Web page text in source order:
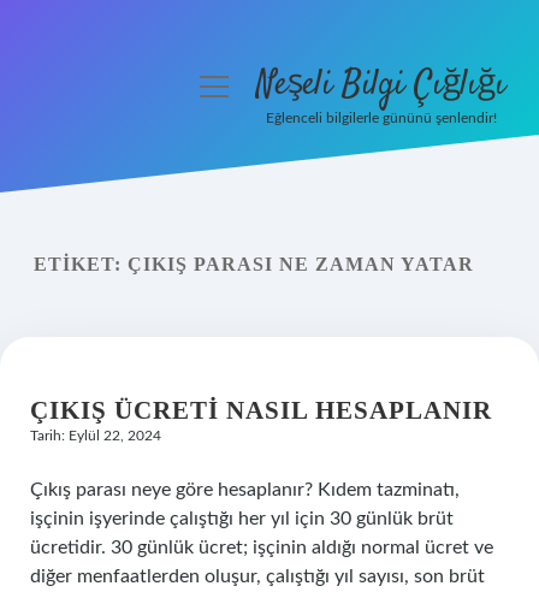
Yasal Uyarı
menüyüNeşeli Bilgi Çığlığı
Eğlenceli bilgilerle gününü şenlendir!
ETIKET: ÇIKIŞ PARASI NE ZAMAN YATAR
ÇIKIŞ ÜCRETI NASIL HESAPLANIR
Tarih: Eylül 22, 2024
Çıkış parası neye göre hesaplanır? Kıdem tazminatı,
işçinin işyerinde çalıştığı her yıl için 30 günlük brüt
ücretidir. 30 günlük ücret; işçinin aldığı normal ücret ve
diğer menfaatlerden oluşur, çalıştığı yıl sayısı, son brüt